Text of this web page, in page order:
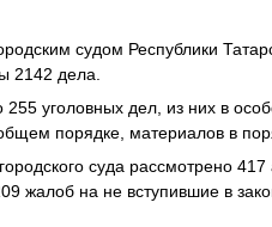
судом Республики
2142 дела.
уголовных дел, из них в
порядке, материалов в
суда рассмотрено
жалоб на не вступившие в